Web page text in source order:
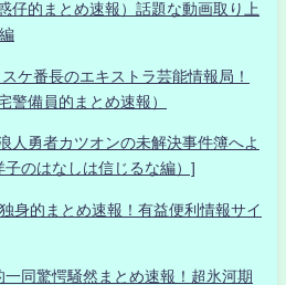
仔的まとめ速報）話題な動画取り上
ケ番長のエキストラ芸能情報局！
警備員的まとめ速報）
人勇者カツオンの未解決事件簿へよ
のはなしは信じるな編）]
的まとめ速報！有益便利情報サイ
同驚愕騒然まとめ速報！超氷河期